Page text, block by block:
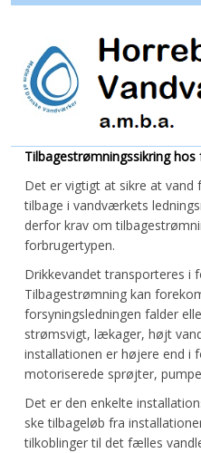
Tilbagestrømningssikring
Det er vigtigt at sikre at vand
tilbage i vandværkets
derfor krav om
forbrugertypen.
Drikkevandet transporteres i
Tilbagestrømning kan
forsyningsledningen falder
strømsvigt, lækager, højt
installationen er højere end i
motoriserede sprøjter,
Det er den enkelte
ske tilbageløb fra
tilkoblinger til det fælles